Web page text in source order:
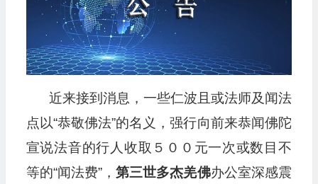
近来接到消息，一些仁波且或法师及闻法
点以“恭敬佛法”的名义，强行向前来恭闻佛陀
宣说法音的行人收取５００元一次或数目不
等的“闻法费”，第三世多杰羌佛办公室深感震